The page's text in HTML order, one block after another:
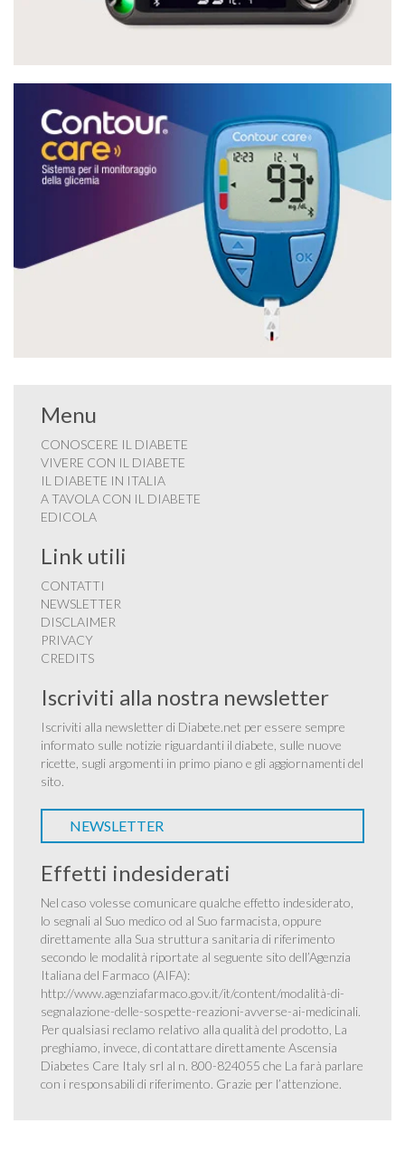
Menu
CONOSCERE IL DIABETE
VIVERE CON IL DIABETE
IL DIABETE IN ITALIA
A TAVOLA CON IL DIABETE
EDICOLA
Link utili
CONTATTI
NEWSLETTER
DISCLAIMER
PRIVACY
CREDITS
Iscriviti alla nostra newsletter
Iscriviti alla newsletter di Diabete.net per essere sempre
informato sulle notizie riguardanti il diabete, sulle nuove
ricette, sugli argomenti in primo piano e gli aggiornamenti del
sito.
NEWSLETTER
Effetti indesiderati
Nel caso volesse comunicare qualche effetto indesiderato,
lo segnali al Suo medico od al Suo farmacista, oppure
direttamente alla Sua struttura sanitaria di riferimento
secondo le modalità riportate al seguente sito dell’Agenzia
Italiana del Farmaco (AIFA):
http://www.agenziafarmaco.gov.it/it/content/modalità-di-
segnalazione-delle-sospette-reazioni-avverse-ai-medicinali.
Per qualsiasi reclamo relativo alla qualità del prodotto, La
preghiamo, invece, di contattare direttamente Ascensia
Diabetes Care Italy srl al n. 800-824055 che La farà parlare
con i responsabili di riferimento. Grazie per l’attenzione.